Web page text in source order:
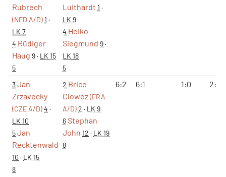
Rubrech
(NED A/D)1 ·
LK 7
4 Rüdiger
Haug 9· LK 15
5
Luithardt 1 ·
LK 9
4 Heiko
Siegmund 9·
LK 18
5
3Jan
Zrzavecky
(CZE A/D)4 ·
LK 10
5Jan
Recktenwald
10 · LK 15
8
2 Brice
Clowez(FRA
A/D)2 · LK 9
6Stephan
John 12 · LK 19
8
6:2 6:1 1:0 2:0